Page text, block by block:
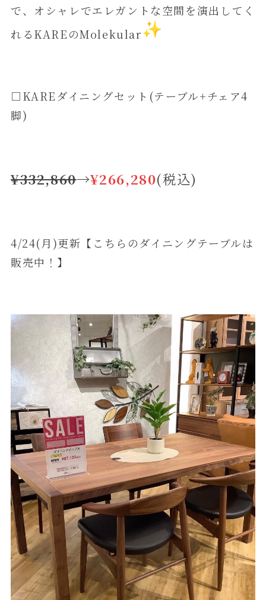
で、オシャレでエレガントな空間を演出してく
れるKAREのMolekular
□KAREダイニングセット(テーブル+チェア4
脚)
¥332,860→¥266,280(税込)
4/24(月)更新【こちらのダイニングテーブルは
販売中！】